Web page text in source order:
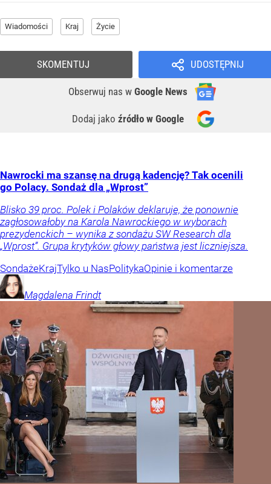
Wiadomości Kraj Życie
UDOSTĘPNIJ
Obserwuj nas w Google News
Dodaj jako źródło w Google
SKOMENTUJ
Nawrocki ma szansę na drugą kadencję? Tak ocenili
go Polacy. Sondaż dla „Wprost”
Blisko 39 proc. Polek i Polaków deklaruje, że ponownie
zagłosowałoby na Karola Nawrockiego w wyborach
prezydenckich – wynika z sondażu SW Research dla
„Wprost”. Grupa krytyków głowy państwa jest liczniejsza.
SondażeKrajTylko u NasPolitykaOpinie i komentarze
Magdalena Frindt